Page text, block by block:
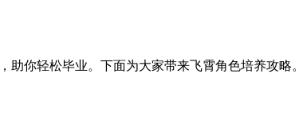
助你轻松毕业。下面为大家带来飞霄角色培养攻略。